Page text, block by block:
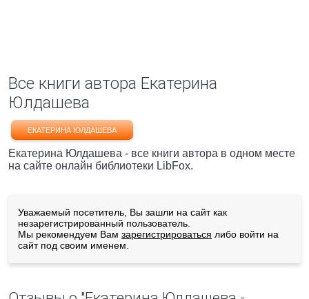
Все книги автора Екатерина
Юлдашева
ЕКАТЕРИНА ЮЛДАШЕВА
Екатерина Юлдашева - все книги автора в одном месте
на сайте онлайн библиотеки LibFox.
Уважаемый посетитель, Вы зашли на сайт как
незарегистрированный пользователь.
Мы рекомендуем Вам зарегистрироваться либо войти на
сайт под своим именем.